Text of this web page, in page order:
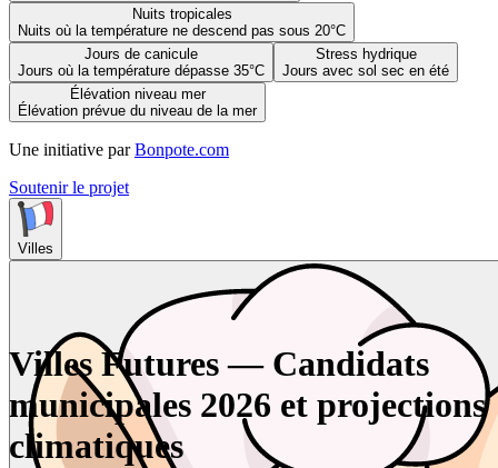
Nuits tropicales
Nuits où la température ne descend pas sous 20°C
Jours de canicule
Jours où la température dépasse 35°C
Stress hydrique
Jours avec sol sec en été
Élévation niveau mer
Élévation prévue du niveau de la mer
Une initiative par Bonpote.com
Soutenir le projet
Villes
Villes Futures — Candidats
municipales 2026 et projections
climatiques